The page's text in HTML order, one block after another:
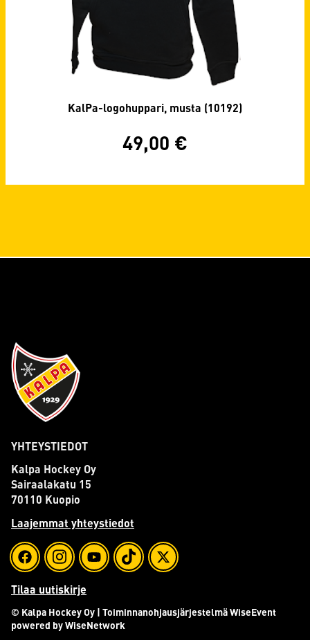
KalPa-logohuppari, musta (10192)
49,00 €
YHTEYSTIEDOT
Kalpa Hockey Oy
Sairaalakatu 15
70110 Kuopio
Laajemmat yhteystiedot
Tilaa uutiskirje
© Kalpa Hockey Oy | ToiminnanohjausjärjestelmäWiseEvent
powered byWiseNetwork